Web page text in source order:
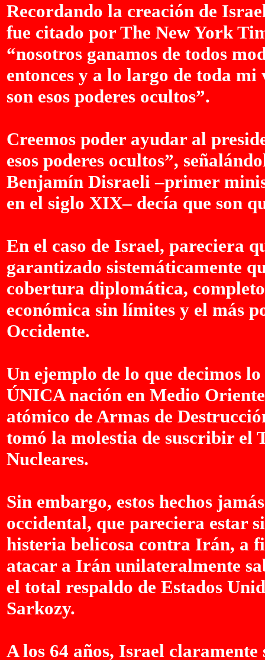
Recordando la creación de
fue citado por The New York
“nosotros ganamos de todos
entonces y a lo largo de toda
son esos poderes ocultos”.
Creemos poder ayudar al
esos poderes ocultos”,
Benjamín Disraeli –primer
en el siglo XIX– decía que son
En el caso de Israel, pareciera
garantizado sistemáticamente
cobertura diplomática,
económica sin límites y el más
Occidente.
Un ejemplo de lo que decimos
ÚNICA nación en Medio
atómico de Armas de
tomó la molestia de suscribir el
Nucleares.
Sin embargo, estos hechos
occidental, que pareciera estar
histeria belicosa contra Irán, a
atacar a Irán unilateralmente
el total respaldo de Estados
Sarkozy.
A los 64 años, Israel